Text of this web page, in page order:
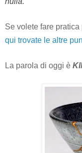
Se volete fare
qui trovate le altre
La parola di oggi è